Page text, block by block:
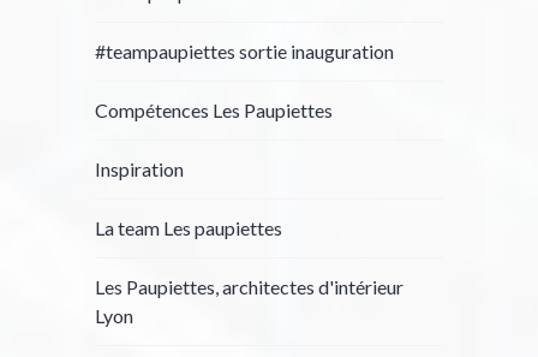
#teampaupiettes sortie inauguration
Compétences Les Paupiettes
Inspiration
La team Les paupiettes
Les Paupiettes, architectes d'intérieur
Lyon